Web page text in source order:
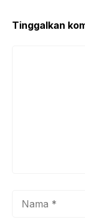
Tinggalkan